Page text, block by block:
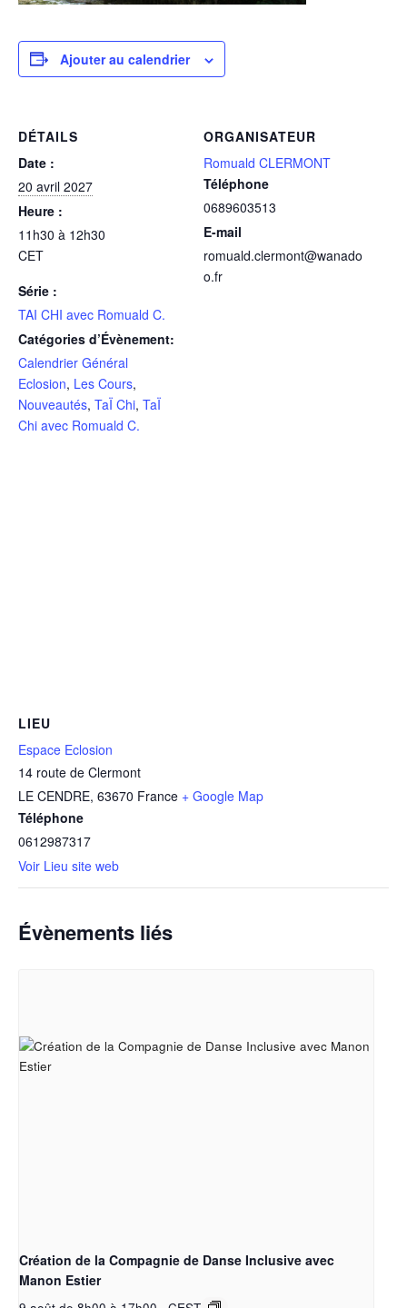
Ajouter au calendrier
DÉTAILS
Date :
20 avril 2027
Heure :
11h30 à 12h30
CET
Série :
TAI CHI avec Romuald C.
Catégories d’Évènement:
Calendrier Général
Eclosion, Les Cours,
Nouveautés, TaÏ Chi, TaÏ
Chi avec Romuald C.
ORGANISATEUR
Romuald CLERMONT
Téléphone
0689603513
E-mail
romuald.clermont@wanado
o.fr
LIEU
Espace Eclosion
14 route de Clermont
LE CENDRE, 63670 France + Google Map
Téléphone
0612987317
Voir Lieu site web
Évènements liés
Création de la Compagnie de Danse Inclusive avec
Manon Estier